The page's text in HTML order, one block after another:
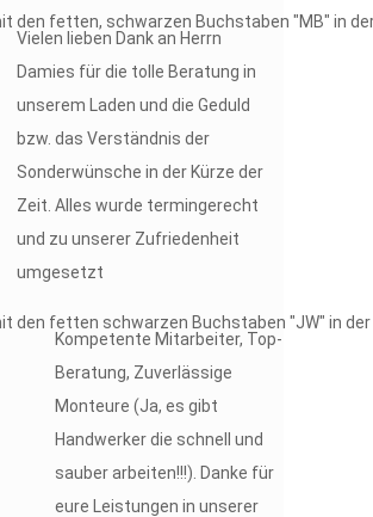
Vielen lieben Dank an Herrn
Damies für die tolle Beratung in
unserem Laden und die Geduld
bzw. das Verständnis der
Sonderwünsche in der Kürze der
Zeit. Alles wurde termingerecht
und zu unserer Zufriedenheit
umgesetzt
Kompetente Mitarbeiter, Top-
Beratung, Zuverlässige
Monteure (Ja, es gibt
Handwerker die schnell und
sauber arbeiten!!!). Danke für
eure Leistungen in unserer